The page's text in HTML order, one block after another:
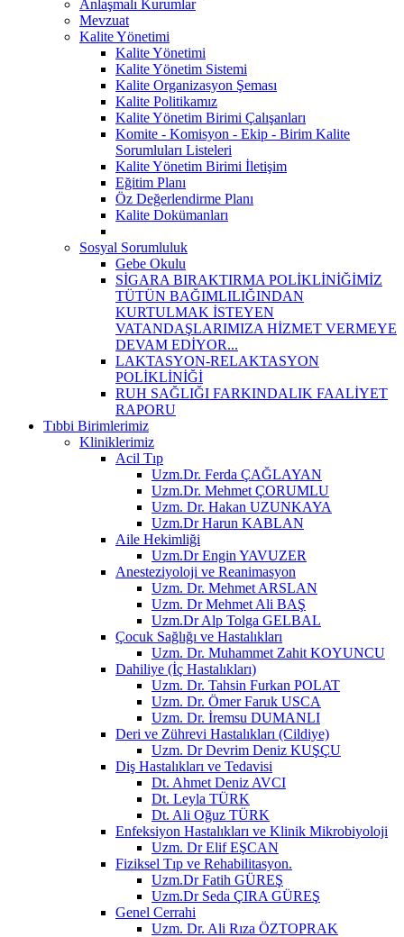
Anlaşmalı Kurumlar
Mevzuat
Kalite Yönetimi
Kalite Yönetimi
Kalite Yönetim Sistemi
Kalite Organizasyon Şeması
Kalite Politikamız
Kalite Yönetim Birimi Çalışanları
Komite - Komisyon - Ekip - Birim Kalite
Sorumluları Listeleri
Kalite Yönetim Birimi İletişim
Eğitim Planı
Öz Değerlendirme Planı
Kalite Dokümanları
Sosyal Sorumluluk
Gebe Okulu
SİGARA BIRAKTIRMA POLİKLİNİĞİMİZ
TÜTÜN BAĞIMLILIĞINDAN
KURTULMAK İSTEYEN
VATANDAŞLARIMIZA HİZMET VERMEYE
DEVAM EDİYOR...
LAKTASYON-RELAKTASYON
POLİKLİNİĞİ
RUH SAĞLIĞI FARKINDALIK FAALİYET
RAPORU
Tıbbi Birimlerimiz
Kliniklerimiz
Acil Tıp
Uzm.Dr. Ferda ÇAĞLAYAN
Uzm.Dr. Mehmet ÇORUMLU
Uzm. Dr. Hakan UZUNKAYA
Uzm.Dr Harun KABLAN
Aile Hekimliği
Uzm.Dr Engin YAVUZER
Anesteziyoloji ve Reanimasyon
Uzm. Dr. Mehmet ARSLAN
Uzm. Dr Mehmet Ali BAŞ
Uzm.Dr Alp Tolga GELBAL
Çocuk Sağlığı ve Hastalıkları
Uzm. Dr. Muhammet Zahit KOYUNCU
Dahiliye (İç Hastalıkları)
Uzm. Dr. Tahsin Furkan POLAT
Uzm. Dr. Ömer Faruk USCA
Uzm. Dr. İremsu DUMANLI
Deri ve Zührevi Hastalıkları (Cildiye)
Uzm. Dr Devrim Deniz KUŞÇU
Diş Hastalıkları ve Tedavisi
Dt. Ahmet Deniz AVCI
Dt. Leyla TÜRK
Dt. Ali Oğuz TÜRK
Enfeksiyon Hastalıkları ve Klinik Mikrobiyoloji
Uzm. Dr Elif EŞCAN
Fiziksel Tıp ve Rehabilitasyon.
Uzm.Dr Fatih GÜREŞ
Uzm.Dr Seda ÇIRA GÜREŞ
Genel Cerrahi
Uzm. Dr. Ali Rıza ÖZTOPRAK